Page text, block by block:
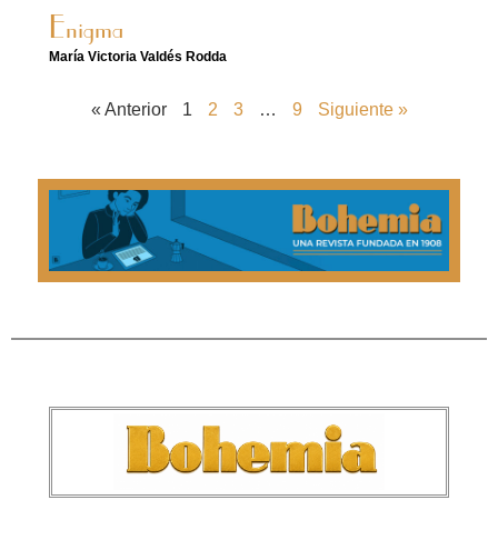
Enigma
María Victoria Valdés Rodda
« Anterior 1 2 3 … 9 Siguiente »